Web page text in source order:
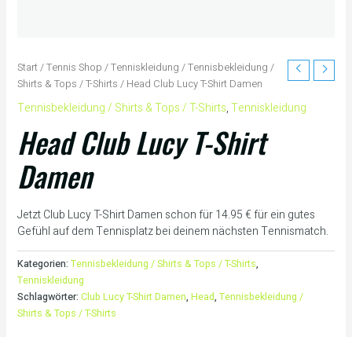
Start/Tennis Shop /Tenniskleidung /Tennisbekleidung /
Shirts & Tops / T-Shirts / Head Club Lucy T-Shirt Damen
Tennisbekleidung / Shirts & Tops / T-Shirts,Tenniskleidung
Head Club Lucy T-Shirt
Damen
Jetzt Club Lucy T-Shirt Damen schon für 14.95 € für ein gutes
Gefühl auf dem Tennisplatz bei deinem nächsten Tennismatch.
Kategorien: Tennisbekleidung / Shirts & Tops / T-Shirts,
Tenniskleidung
Schlagwörter: Club Lucy T-Shirt Damen, Head, Tennisbekleidung /
Shirts & Tops / T-Shirts